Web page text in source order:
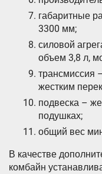
габаритные
3300 мм;
силовой
объем 3,8 л,
трансмиссия
жестким
подвеска –
подушках;
общий вес
В качестве
комбайн